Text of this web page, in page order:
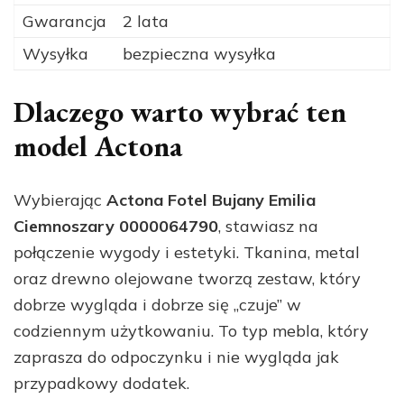
Gwarancja
2 lata
Wysyłka
bezpieczna wysyłka
Dlaczego warto wybrać ten
model Actona
Wybierając Actona Fotel Bujany Emilia
Ciemnoszary 0000064790, stawiasz na
połączenie wygody i estetyki. Tkanina, metal
oraz drewno olejowane tworzą zestaw, który
dobrze wygląda i dobrze się „czuje” w
codziennym użytkowaniu. To typ mebla, który
zaprasza do odpoczynku i nie wygląda jak
przypadkowy dodatek.